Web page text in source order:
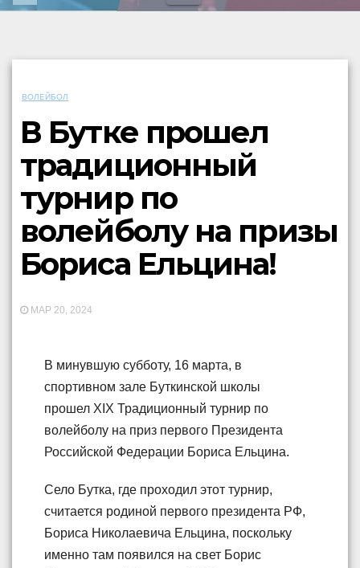
ВОЛЕЙБОЛ
В Бутке прошел
традиционный
турнир по
волейболу на призы
Бориса Ельцина!
МАР 20, 2024
В минувшую субботу, 16 марта, в
спортивном зале Буткинской школы
прошел XIX Традиционный турнир по
волейболу на приз первого Президента
Российской Федерации Бориса Ельцина.
Село Бутка, где проходил этот турнир,
считается родиной первого президента РФ,
Бориса Николаевича Ельцина, поскольку
именно там появился на свет Борис